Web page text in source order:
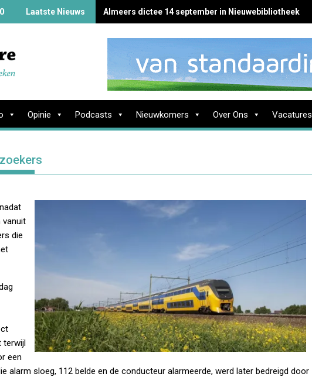
Laatste Nieuws Almeers dictee 14 september in Nieuwebibliotheek
Opinie Podcasts Nieuwkomers Over Ons Vacatures
vanuit
die
terwijl
een
alarm sloeg, 112 belde en de conducteur alarmeerde, werd later bedreigd door